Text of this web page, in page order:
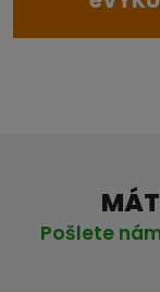
Pošlete